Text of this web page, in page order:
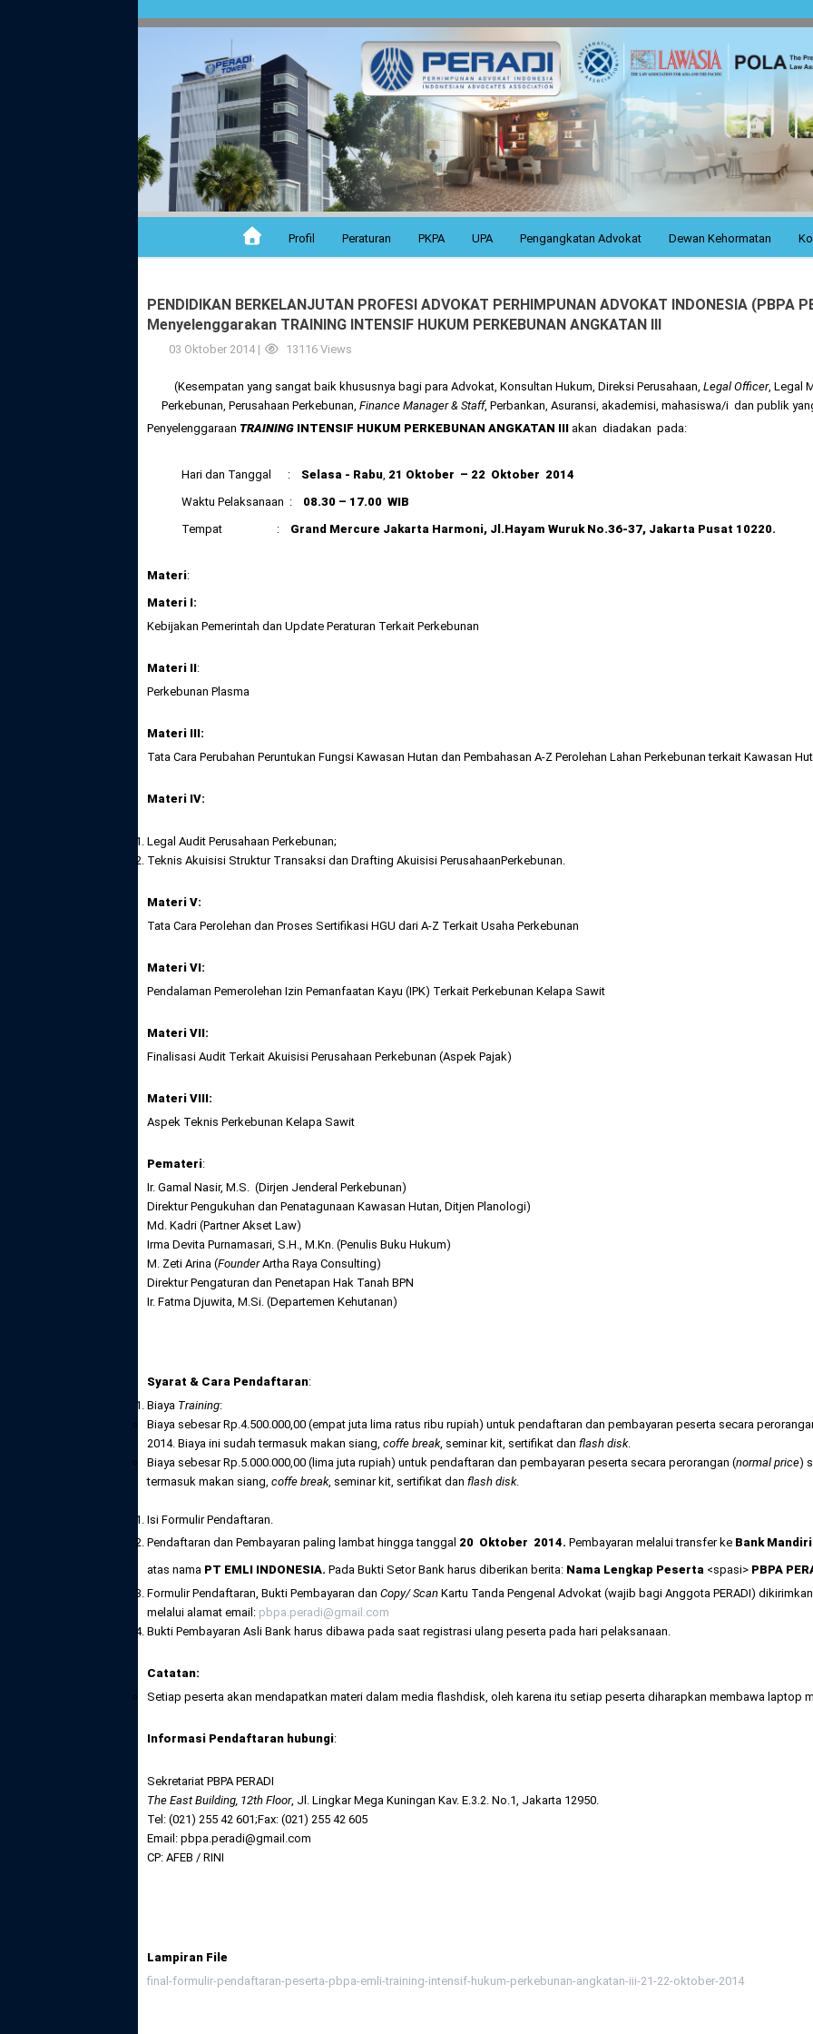
Profil Peraturan PKPA UPA Pengangkatan Advokat Dewan Kehormatan
PENDIDIKAN BERKELANJUTAN PROFESI ADVOKAT PERHIMPUNAN ADVOKAT INDONESIA (PBPA
Menyelenggarakan TRAINING INTENSIF HUKUM PERKEBUNAN ANGKATAN III
03 Oktober 2014 | 13116 Views
(Kesempatan yang sangat baik khususnya bagi para Advokat, Konsultan Hukum, Direksi Perusahaan, Legal Officer, Legal
Perkebunan, Perusahaan Perkebunan, Finance Manager & Staff, Perbankan, Asuransi, akademisi, mahasiswa/i dan publik
Penyelenggaraan TRAINING INTENSIF HUKUM PERKEBUNAN ANGKATAN III akan diadakan pada:
Hari dan Tanggal : Selasa - Rabu, 21 Oktober – 22 Oktober 2014
Waktu Pelaksanaan : 08.30 – 17.00 WIB
Tempat : Grand Mercure Jakarta Harmoni, Jl.Hayam Wuruk No.36-37, Jakarta Pusat 10220.
Materi:
Materi I:
Kebijakan Pemerintah dan Update Peraturan Terkait Perkebunan
Materi II:
Perkebunan Plasma
Materi III:
Tata Cara Perubahan Peruntukan Fungsi Kawasan Hutan dan Pembahasan A-Z Perolehan Lahan Perkebunan terkait Kawasan
Materi IV:
Legal Audit Perusahaan Perkebunan;
Teknis Akuisisi Struktur Transaksi dan Drafting Akuisisi PerusahaanPerkebunan.
Materi V:
Tata Cara Perolehan dan Proses Sertifikasi HGU dari A-Z Terkait Usaha Perkebunan
Materi VI:
Pendalaman Pemerolehan Izin Pemanfaatan Kayu (IPK) Terkait Perkebunan Kelapa Sawit
Materi VII:
Finalisasi Audit Terkait Akuisisi Perusahaan Perkebunan (Aspek Pajak)
Materi VIII:
Aspek Teknis Perkebunan Kelapa Sawit
Pemateri:
Ir. Gamal Nasir, M.S. (Dirjen Jenderal Perkebunan)
Direktur Pengukuhan dan Penatagunaan Kawasan Hutan, Ditjen Planologi)
Md. Kadri (Partner Akset Law)
Irma Devita Purnamasari, S.H., M.Kn. (Penulis Buku Hukum)
M. Zeti Arina (FounderArtha Raya Consulting)
Direktur Pengaturan dan Penetapan Hak Tanah BPN
Ir. Fatma Djuwita, M.Si. (Departemen Kehutanan)
Syarat & Cara Pendaftaran:
Biaya Training:
Biaya sebesar Rp.4.500.000,00 (empat juta lima ratus ribu rupiah) untuk pendaftaran dan pembayaran peserta secara
2014. Biaya ini sudah termasuk makan siang, coffe break, seminar kit, sertifikat dan flash disk.
Biaya sebesar Rp.5.000.000,00 (lima juta rupiah) untuk pendaftaran dan pembayaran peserta secara perorangan (normal price)
termasuk makan siang, coffe break, seminar kit, sertifikat dan flash disk.
Isi Formulir Pendaftaran.
Pendaftaran dan Pembayaran paling lambat hingga tanggal 20 Oktober 2014. Pembayaran melalui transfer ke Bank
atas nama PT EMLI INDONESIA. Pada Bukti Setor Bank harus diberikan berita: Nama Lengkap Peserta <spasi> PBPA
Formulir Pendaftaran, Bukti Pembayaran dan Copy/ Scan Kartu Tanda Pengenal Advokat (wajib bagi Anggota PERADI)
melalui alamat email: pbpa.peradi@gmail.com
Bukti Pembayaran Asli Bank harus dibawa pada saat registrasi ulang peserta pada hari pelaksanaan.
Catatan:
Setiap peserta akan mendapatkan materi dalam media flashdisk, oleh karena itu setiap peserta diharapkan membawa laptop
Informasi Pendaftaran hubungi:
Sekretariat PBPA PERADI
The East Building, 12th Floor, Jl. Lingkar Mega Kuningan Kav. E.3.2. No.1, Jakarta 12950.
Tel: (021) 255 42 601;Fax: (021) 255 42 605
Email: pbpa.peradi@gmail.com
CP: AFEB / RINI
Lampiran File
final-formulir-pendaftaran-peserta-pbpa-emli-training-intensif-hukum-perkebunan-angkatan-iii-21-22-oktober-2014